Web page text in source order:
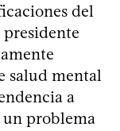
del
salud mental
a
un problema